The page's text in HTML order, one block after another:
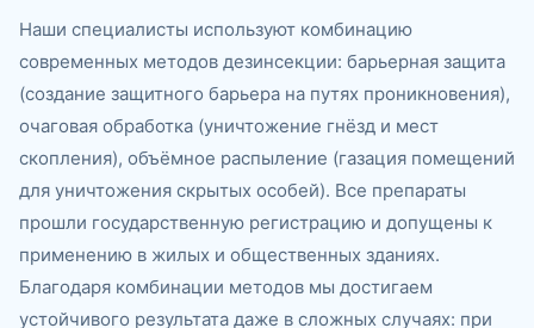
Наши специалисты используют комбинацию
современных методов дезинсекции: барьерная защита
(создание защитного барьера на путях проникновения),
очаговая обработка (уничтожение гнёзд и мест
скопления), объёмное распыление (газация помещений
для уничтожения скрытых особей). Все препараты
прошли государственную регистрацию и допущены к
применению в жилых и общественных зданиях.
Благодаря комбинации методов мы достигаем
устойчивого результата даже в сложных случаях: при